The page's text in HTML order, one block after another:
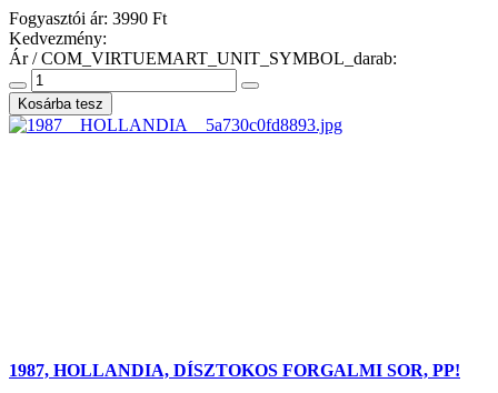
Fogyasztói ár: 3990 Ft
Kedvezmény:
Ár / COM_VIRTUEMART_UNIT_SYMBOL_darab:
1987, HOLLANDIA, DÍSZTOKOS FORGALMI SOR, PP!